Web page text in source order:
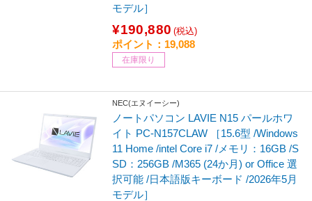
モデル］
¥190,880 (税込)
ポイント：19,088
在庫限り
NEC(エヌイーシー)
ノートパソコン LAVIE N15 パールホワ
イト PC-N157CLAW ［15.6型 /Windows
11 Home /intel Core i7 /メモリ：16GB /S
SD：256GB /M365 (24か月) or Office 選
択可能 /日本語版キーボード /2026年5月
モデル］